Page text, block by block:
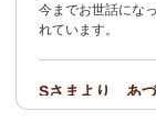
1/19：エコバッグ
名ごとに2つのカ
→ 作家名 A―L
今までお世話にな
れています。
Sさまより あ
とても可愛く、着